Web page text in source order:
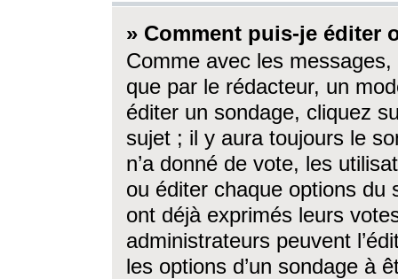
» Comment puis-je éditer
Comme avec les
que par le rédacteur, un
éditer un sondage, cliquez
sujet ; il y aura toujours le
n’a donné de vote, les
ou éditer chaque options du
ont déjà exprimés leurs
administrateurs peuvent
les options d’un sondage à